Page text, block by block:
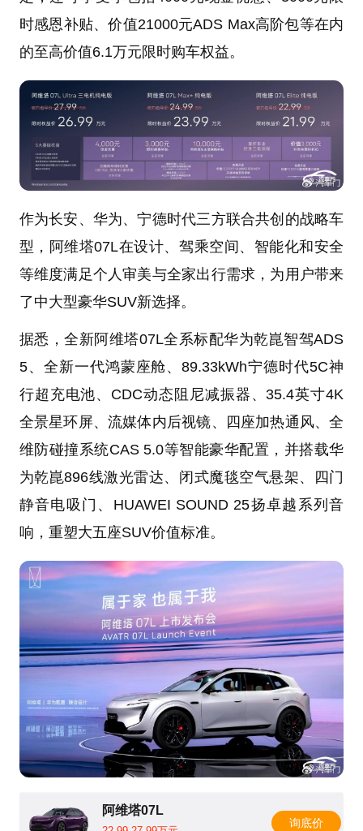
时感恩补贴、价值21000元ADS Max高阶包等在内
的至高价值6.1万元限时购车权益。
作为长安、华为、宁德时代三方联合共创的战略车
型，阿维塔07L在设计、驾乘空间、智能化和安全
等维度满足个人审美与全家出行需求，为用户带来
了中大型豪华SUV新选择。
据悉，全新阿维塔07L全系标配华为乾崑智驾ADS
5、全新一代鸿蒙座舱、89.33kWh宁德时代5C神
行超充电池、CDC动态阻尼减振器、35.4英寸4K
全景星环屏、流媒体内后视镜、四座加热通风、全
维防碰撞系统CAS 5.0等智能豪华配置，并搭载华
为乾崑896线激光雷达、闭式魔毯空气悬架、四门
静音电吸门、HUAWEI SOUND 25扬卓越系列音
响，重塑大五座SUV价值标准。
阿维塔07L
询底价